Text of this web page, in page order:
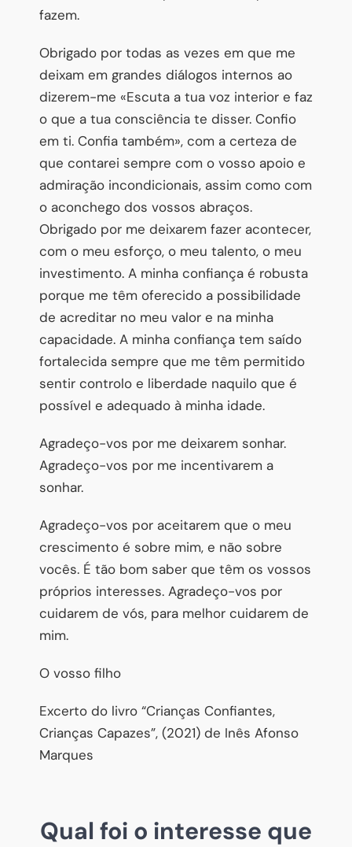
fazem.
Obrigado por todas as vezes em que me
deixam em grandes diálogos internos ao
dizerem-me «Escuta a tua voz interior e faz
o que a tua consciência te disser. Confio
em ti. Confia também», com a certeza de
que contarei sempre com o vosso apoio e
admiração incondicionais, assim como com
o aconchego dos vossos abraços.
Obrigado por me deixarem fazer acontecer,
com o meu esforço, o meu talento, o meu
investimento. A minha confiança é robusta
porque me têm oferecido a possibilidade
de acreditar no meu valor e na minha
capacidade. A minha confiança tem saído
fortalecida sempre que me têm permitido
sentir controlo e liberdade naquilo que é
possível e adequado à minha idade.
Agradeço-vos por me deixarem sonhar.
Agradeço-vos por me incentivarem a
sonhar.
Agradeço-vos por aceitarem que o meu
crescimento é sobre mim, e não sobre
vocês. É tão bom saber que têm os vossos
próprios interesses. Agradeço-vos por
cuidarem de vós, para melhor cuidarem de
mim.
O vosso filho
Excerto do livro “Crianças Confiantes,
Crianças Capazes”, (2021) de Inês Afonso
Marques
Qual foi o interesse que